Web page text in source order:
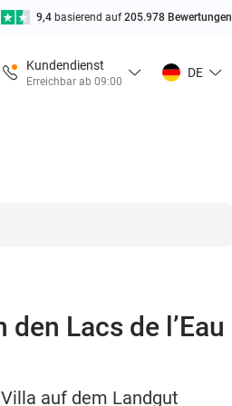
9,4 basierend auf205.978 Bewertungen
Kundendienst
Erreichbar ab 09:00
DE
Lacs de l’Eau
auf dem Landgut